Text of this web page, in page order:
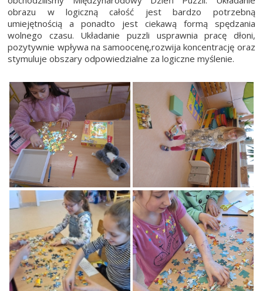
obrazu w logiczną całość jest bardzo potrzebną
umiejętnością a ponadto jest ciekawą formą spędzania
wolnego czasu. Układanie puzzli usprawnia pracę dłoni,
pozytywnie wpływa na samoocenę,rozwija koncentrację oraz
stymuluje obszary odpowiedzialne za logiczne myślenie.